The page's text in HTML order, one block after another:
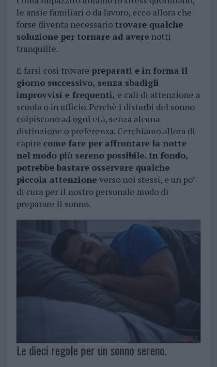
le ansie familiari o da lavoro, ecco allora che
forse diventa necessario trovare qualche
soluzione per tornare ad averenotti
tranquille.
E farsi così trovare preparati e in forma il
giorno successivo, senza sbadigli
improvvisi e frequenti, e cali di attenzione a
scuola o in ufficio. Perchè i disturbi del sonno
colpiscono ad ogni età, senza alcuna
distinzione o preferenza. Cerchiamo allora di
capire come fare per affrontare la notte
nel modo più sereno possibile. In fondo,
potrebbe bastare osservare qualche
piccola attenzione verso noi stessi, e un po’
di cura per il nostro personale modo di
preparare il sonno.
Le dieci regole per un sonno sereno.